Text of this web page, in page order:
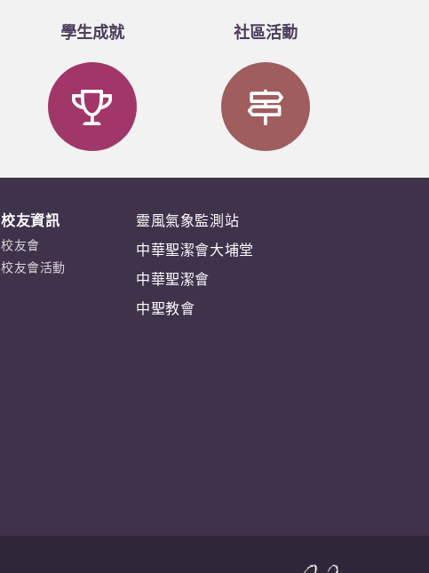
學生成就 社區活動
校友資訊
校友會
校友會活動
靈風氣象監測站
中華聖潔會大埔堂
中華聖潔會
中聖教會